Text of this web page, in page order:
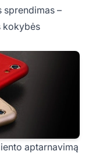
sprendimas –
kokybės
aptarnavimą